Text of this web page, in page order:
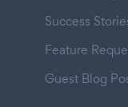
Success
Feature
Guest Blog